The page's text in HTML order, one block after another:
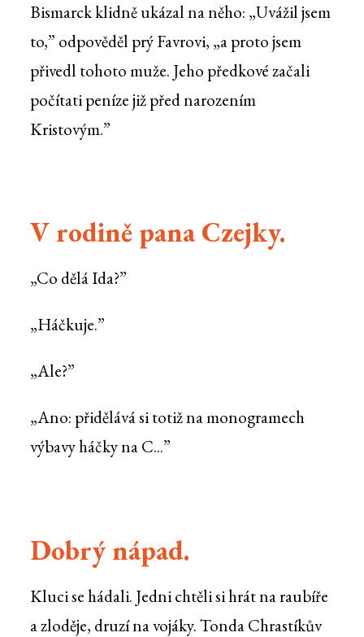
Bismarck klidně ukázal na něho: „Uvážil jsem
to,” odpověděl prý Favrovi, „a proto jsem
přivedl tohoto muže. Jeho předkové začali
počítati peníze již před narozením
Kristovým.”
V rodině pana Czejky.
„Co dělá Ida?”
„Háčkuje.”
„Ale?”
„Ano: přidělává si totiž na monogramech
výbavy háčky na C...”
Dobrý nápad.
Kluci se hádali. Jedni chtěli si hrát na raubíře
a zloděje, druzí na vojáky. Tonda Chrastíkův